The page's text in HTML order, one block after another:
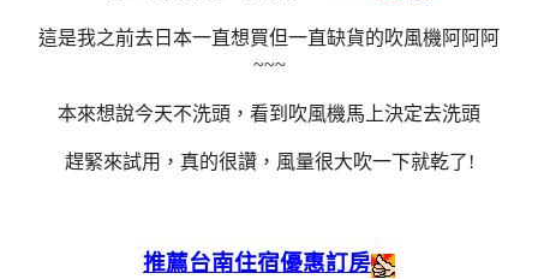
這是我之前去日本一直想買但一直缺貨的吹風機阿阿阿
~~~
本來想說今天不洗頭，看到吹風機馬上決定去洗頭
趕緊來試用，真的很讚，風量很大吹一下就乾了!
推薦台南住宿優惠訂房